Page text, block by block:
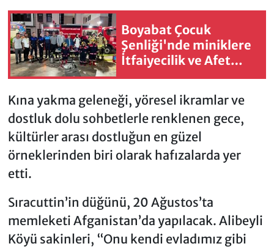
Boyabat Çocuk
Şenliği'nde miniklere
İtfaiyecilik ve Afet
Eğitim
Kına yakma geleneği, yöresel ikramlar ve
dostluk dolu sohbetlerle renklenen gece,
kültürler arası dostluğun en güzel
örneklerinden biri olarak hafızalarda yer
etti.
Sıracuttin’in düğünü, 20 Ağustos’ta
memleketi Afganistan’da yapılacak. Alibeyli
Köyü sakinleri, “Onu kendi evladımız gibi